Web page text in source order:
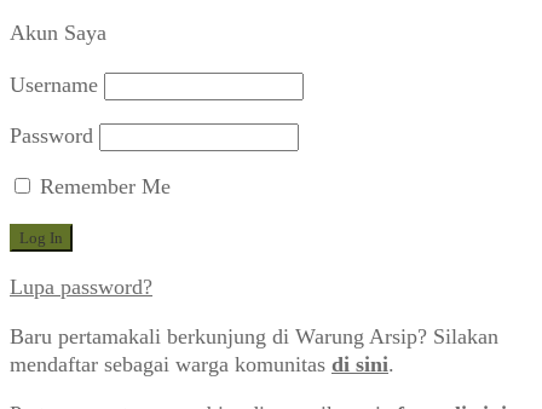
Akun Saya
Username
Password
Remember Me
Lupa password?
Baru pertamakali berkunjung di Warung Arsip? Silakan
mendaftar sebagai warga komunitas di sini.